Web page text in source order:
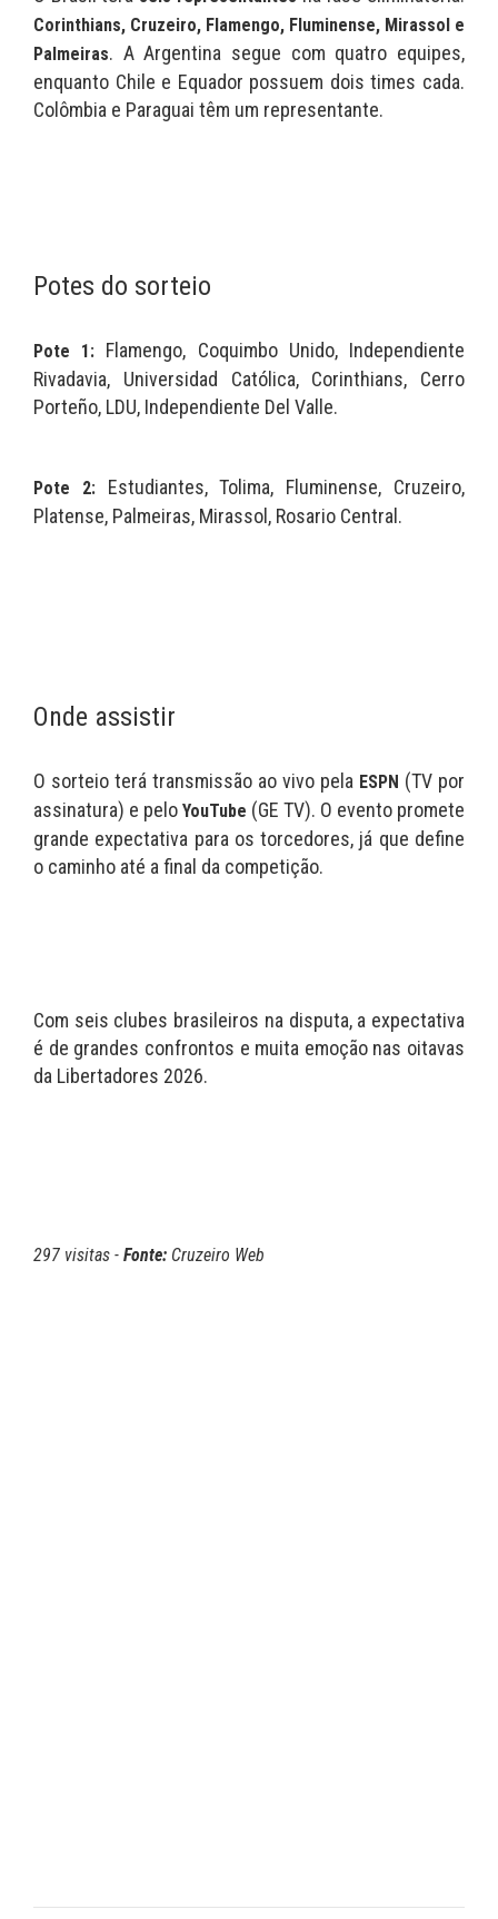
Corinthians, Cruzeiro, Flamengo, Fluminense, Mirassol e
Palmeiras. A Argentina segue com quatro equipes,
enquanto Chile e Equador possuem dois times cada.
Colômbia e Paraguai têm um representante.
Potes do sorteio
Pote 1: Flamengo, Coquimbo Unido, Independiente
Rivadavia, Universidad Católica, Corinthians, Cerro
Porteño, LDU, Independiente Del Valle.
Pote 2:Estudiantes, Tolima, Fluminense, Cruzeiro,
Platense, Palmeiras, Mirassol, Rosario Central.
Onde assistir
O sorteio terá transmissão ao vivo pela ESPN (TV por
assinatura) e pelo YouTube (GE TV). O evento promete
grande expectativa para os torcedores, já que define
o caminho até a final da competição.
Com seis clubes brasileiros na disputa, a expectativa
é de grandes confrontos e muita emoção nas oitavas
da Libertadores 2026.
297 visitas - Fonte: Cruzeiro Web